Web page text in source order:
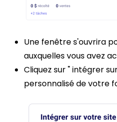
Une fenêtre s'ouvrira
auxquelles vous avez
Cliquez sur " intégrer
personnalisé de votre